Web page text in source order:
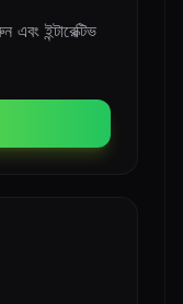
ইন্টারেক্টিভ